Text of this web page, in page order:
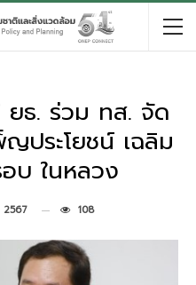
ธ. ร่วม ทส. จัด
ประโยชน์ เฉลิม
บ ในหลวง
108